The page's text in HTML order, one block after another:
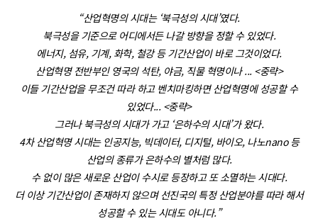
“산업혁명의 시대는 ‘북극성의 시대’였다.
북극성을 기준으로 어디에서든 나갈 방향을 정할 수 있었다.
에너지, 섬유, 기계, 화학, 철강 등 기간산업이 바로 그것이었다.
산업혁명 전반부인 영국의 석탄, 야금, 직물 혁명이나 ... <중략>
이들 기간산업을 무조건 따라 하고 벤치마킹하면 산업혁명에 성공할 수
있었다... <중략>
그러나 북극성의 시대가 가고 ‘은하수의 시대’가 왔다.
4차 산업혁명 시대는 인공지능, 빅데이터, 디지털, 바이오, 나노nano 등
산업의 종류가 은하수의 별처럼 많다.
수 없이 많은 새로운 산업이 수시로 등장하고 또 소멸하는 시대다.
더 이상 기간산업이 존재하지 않으며 선진국의 특정 산업분야를 따라 해서
성공할 수 있는 시대도 아니다.”